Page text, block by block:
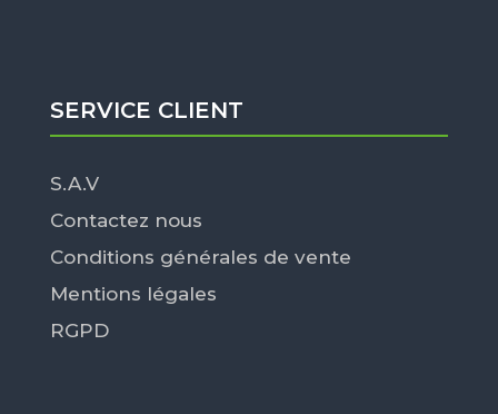
SERVICE CLIENT
S.A.V
Contactez nous
Conditions générales de vente
Mentions légales
RGPD